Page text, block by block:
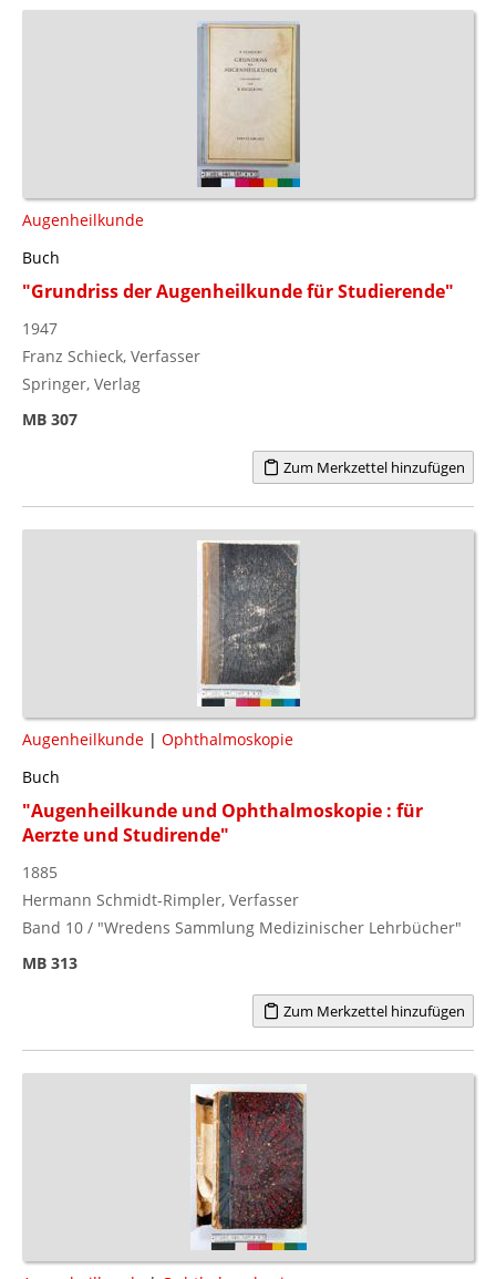
Augenheilkunde
Buch
"Grundriss der Augenheilkunde für Studierende"
1947
Franz Schieck, Verfasser
Springer, Verlag
MB 307
Zum Merkzettel hinzufügen
Augenheilkunde | Ophthalmoskopie
Buch
"Augenheilkunde und Ophthalmoskopie : für
Aerzte und Studirende"
1885
Hermann Schmidt-Rimpler, Verfasser
Band 10 / "Wredens Sammlung Medizinischer Lehrbücher"
MB 313
Zum Merkzettel hinzufügen